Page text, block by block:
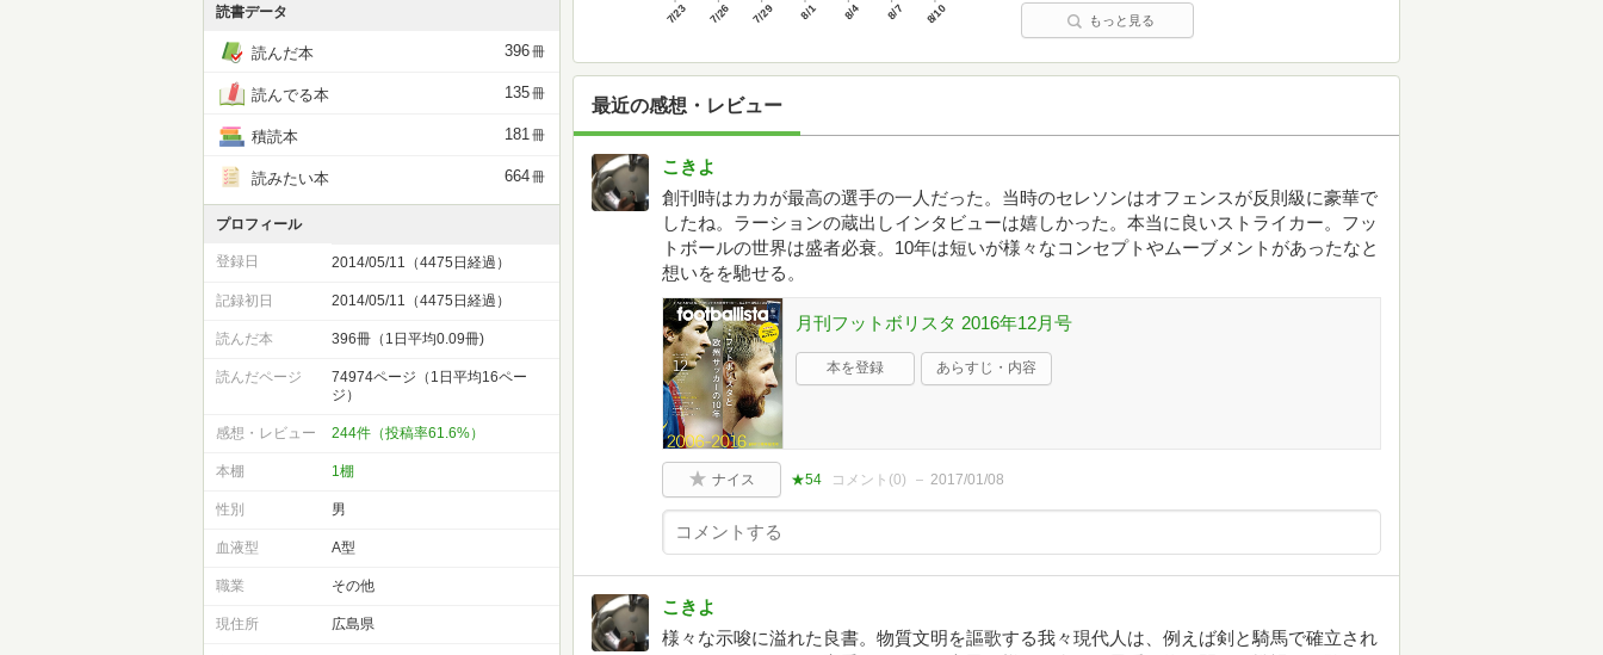
7/23 7/26 7/29 8/1 8/4 8/7 8/10 もっと見る
最近の感想・レビュー
こきよ
創刊時はカカが最高の選手の一人だった。当時のセレソンはオフェンスが反則級に豪華で
したね。ラーションの蔵出しインタビューは嬉しかった。本当に良いストライカー。フッ
トボールの世界は盛者必衰。10年は短いが様々なコンセプトやムーブメントがあったなと
想いをを馳せる。
月刊フットボリスタ 2016年12月号
本を登録 あらすじ・内容
ナイス ★54 コメント(0) 2017/01/08
こきよ
様々な示唆に溢れた良書。物質文明を謳歌する我々現代人は、例えば剣と騎馬で確立され
読書データ
読んだ本 396冊
読んでる本 135冊
積読本 181冊
読みたい本 664冊
プロフィール
登録日 2014/05/11（4475日経過）
記録初日 2014/05/11（4475日経過）
読んだ本 396冊（1日平均0.09冊)
読んだページ
74974ページ（1日平均16ペー
ジ）
感想・レビュー 244件（投稿率61.6%）
本棚 1棚
性別 男
血液型 A型
職業 その他
現住所 広島県